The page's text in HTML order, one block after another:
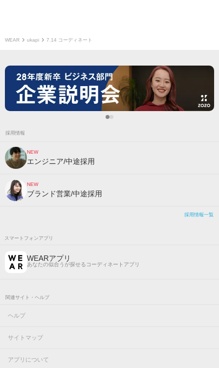
WEAR ukapi 7.14 コーディネート
採用情報
NEW
エンジニア/中途採用
NEW
ブランド営業/中途採用
採用情報一覧
スマートフォンアプリ
WEARアプリ
あなたの似合うが探せるコーディネートアプリ
関連サイト・ヘルプ
ヘルプ
サイトマップ
アプリについて